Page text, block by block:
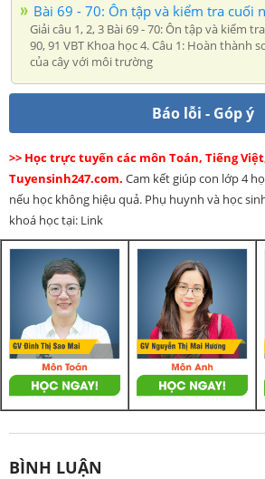
Bài 69 - 70: Ôn tập và kiểm tra cuối
Giải câu 1, 2, 3 Bài 69 - 70: Ôn tập và kiểm
90, 91 VBT Khoa học 4. Câu 1: Hoàn thành
của cây với môi trường
Báo lỗi - Góp ý
>> Học trực tuyến các môn Toán, Tiếng
Tuyensinh247.com. Cam kết giúp con lớp 4
nếu học không hiệu quả. Phụ huynh và học
khoá học tại: Link
BÌNH LUẬN